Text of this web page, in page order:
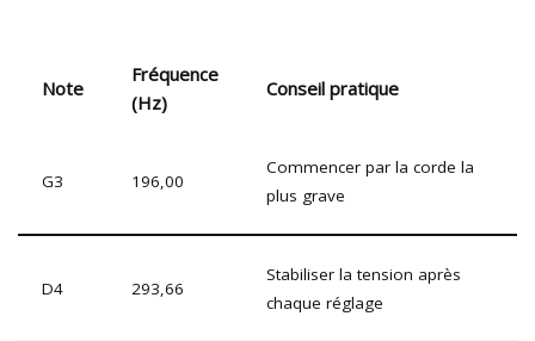
Note
Fréquence
(Hz)
Conseil pratique
G3 196,00
Commencer par la corde la
plus grave
D4 293,66
Stabiliser la tension après
chaque réglage